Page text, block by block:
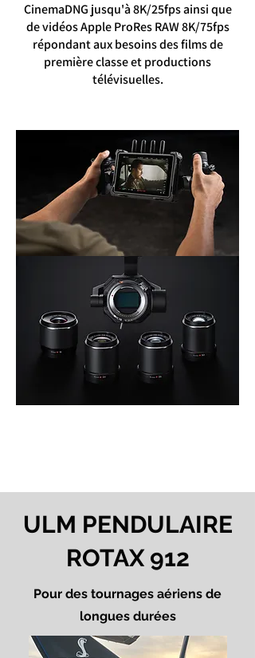
CinemaDNG jusqu'à 8K/25fps ainsi que
de vidéos Apple ProRes RAW 8K/75fps
répondant aux besoins des films de
première classe et productions
télévisuelles.
ULM PENDULAIRE
ROTAX 912
Pour des tournages aériens de
longues durées